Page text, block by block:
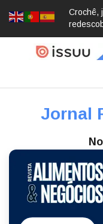
Crochê,
Jornal